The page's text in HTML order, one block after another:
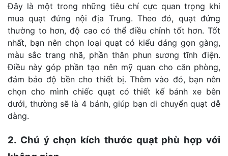
Đây là một trong những tiêu chí cực quan trọng khi
mua quạt đứng nội địa Trung. Theo đó, quạt đứng
thường to hơn, độ cao có thể điều chỉnh tốt hơn. Tốt
nhất, bạn nên chọn loại quạt có kiểu dáng gọn gàng,
màu sắc trang nhã, phần thân phun sương tĩnh điện.
Điều này góp phần tạo nên mỹ quan cho căn phòng,
đảm bảo độ bền cho thiết bị. Thêm vào đó, bạn nên
chọn cho mình chiếc quạt có thiết kế bánh xe bên
dưới, thường sẽ là 4 bánh, giúp bạn di chuyển quạt dễ
dàng.
2. Chú ý chọn kích thước quạt phù hợp với